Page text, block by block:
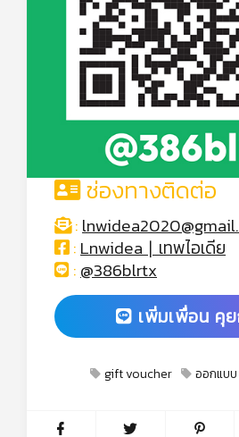
ช่องทางติดต่อ
:
:Lnwidea ∣ เทพไอเดีย
:@386blrtx
เพิ่มเพื่อน คุ
gift voucher ออกแบ